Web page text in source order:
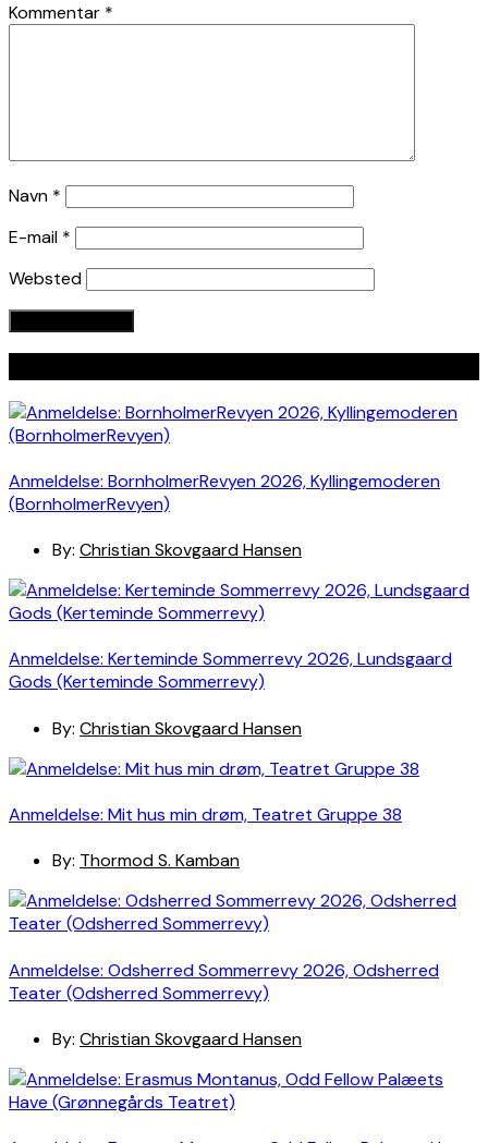
Kommentar *
Navn *
E-mail *
Websted
Anmeldelse: BornholmerRevyen 2026, Kyllingemoderen
(BornholmerRevyen)
By: Christian Skovgaard Hansen
Anmeldelse: Kerteminde Sommerrevy 2026, Lundsgaard
Gods (Kerteminde Sommerrevy)
By: Christian Skovgaard Hansen
Anmeldelse: Mit hus min drøm, Teatret Gruppe 38
By: Thormod S. Kamban
Anmeldelse: Odsherred Sommerrevy 2026, Odsherred
Teater (Odsherred Sommerrevy)
By: Christian Skovgaard Hansen